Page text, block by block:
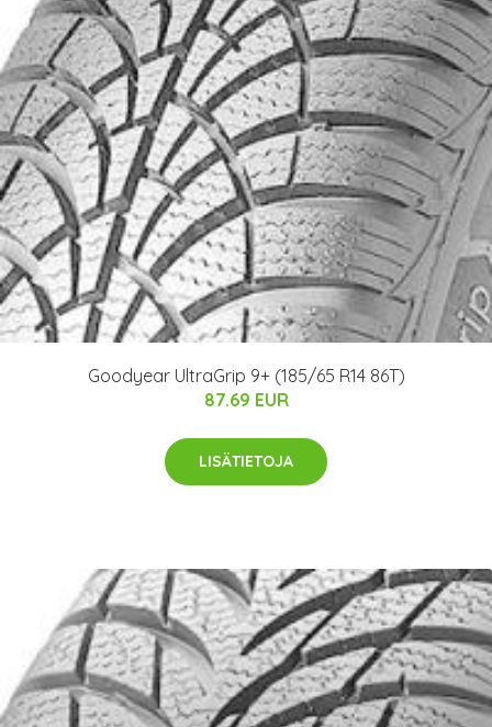
Goodyear UltraGrip 9+ (185/65 R14 86T)
87.69 EUR
LISÄTIETOJA